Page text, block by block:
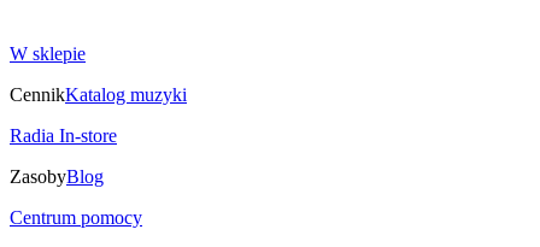
W sklepie
CennikKatalog muzyki
Radia In-store
ZasobyBlog
Centrum pomocy